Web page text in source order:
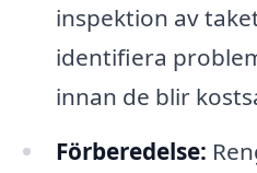
inspektion av
identifiera
innan de blir
Förberedelse: